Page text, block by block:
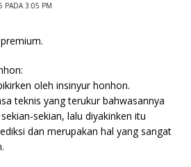
PADA 3:05 PM
oleh insinyur honhon.
teknis yang terukur bahwasannya
sekian, lalu diyakinken itu
dan merupakan hal yang sangat